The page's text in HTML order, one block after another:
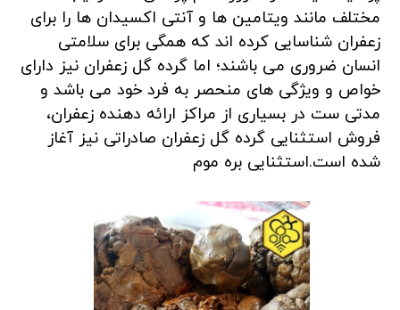
مختلف مانند ویتامین ها و آنتی اکسیدان ها را برای
زعفران شناسایی کرده اند که همگی برای سلامتی
انسان ضروری می باشند؛ اما گرده گل زعفران نیز دارای
خواص و ویژگی های منحصر به فرد خود می باشد و
مدتی ست در بسیاری از مراکز ارائه دهنده زعفران،
فروش استثنایی گرده گل زعفران صادراتی نیز آغاز
شده است.استثنایی بره موم